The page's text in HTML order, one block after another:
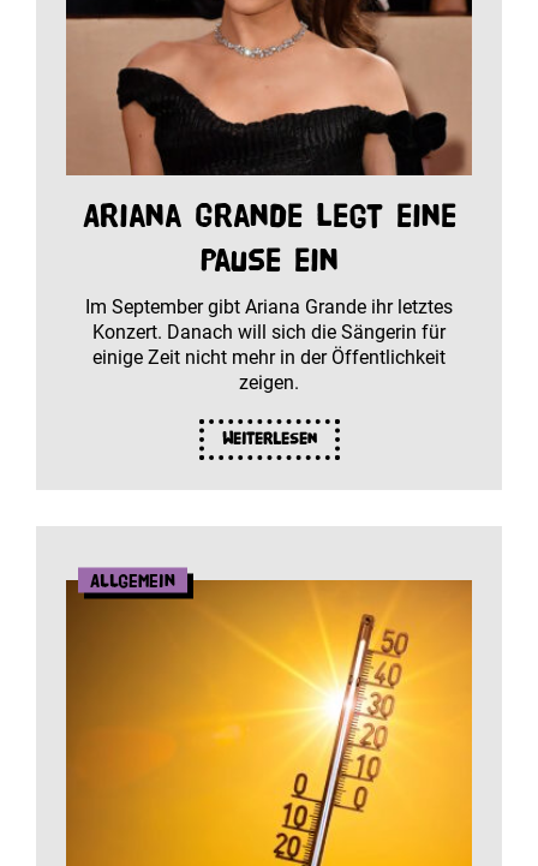
Ariana Grande legt eine
Pause ein
Im September gibt Ariana Grande ihr letztes
Konzert. Danach will sich die Sängerin für
einige Zeit nicht mehr in der Öffentlichkeit
zeigen.
Weiterlesen
Allgemein